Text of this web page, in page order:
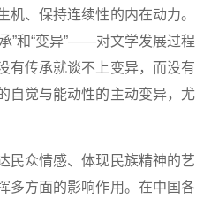
、保持连续性的内在动力。
”和“变异”——对文学发展过程
有传承就谈不上变异，而没有
自觉与能动性的主动变异，尤
众情感、体现民族精神的艺
多方面的影响作用。在中国各